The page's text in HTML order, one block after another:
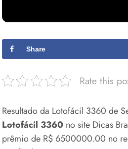
Share
Rate this
Resultado da Lotofácil 3360 de
Lotofácil 3360 no site Dicas
prêmio de R$ 6500000.00 no